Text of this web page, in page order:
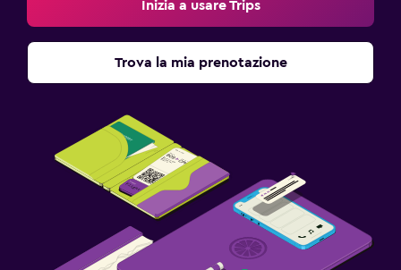
Inizia a usare Trips
Trova la mia prenotazione